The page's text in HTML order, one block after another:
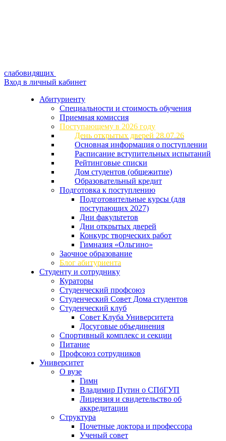
слабовидящих
Вход в личный кабинет
Абитуриенту
Специальности и стоимость обучения
Приемная комиссия
Поступающему в 2026 году
День открытых дверей 28.07.26
Основная информация о поступлении
Расписание вступительных испытаний
Рейтинговые списки
Дом студентов (общежитие)
Образовательный кредит
Подготовка к поступлению
Подготовительные курсы (для
поступающих 2027)
Дни факультетов
Дни открытых дверей
Конкурс творческих работ
Гимназия «Ольгино»
Заочное образование
Блог абитуриента
Студенту и сотруднику
Кураторы
Студенческий профсоюз
Студенческий Совет Дома студентов
Студенческий клуб
Совет Клуба Университета
Досуговые объединения
Спортивный комплекс и секции
Питание
Профсоюз сотрудников
Университет
О вузе
Гимн
Владимир Путин о СПбГУП
Лицензия и свидетельство об
аккредитации
Структура
Почетные доктора и профессора
Ученый совет